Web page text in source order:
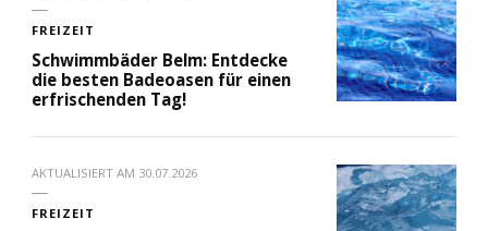
FREIZEIT
Schwimmbäder Belm: Entdecke
die besten Badeoasen für einen
erfrischenden Tag!
AKTUALISIERT AM 30.07.2026
FREIZEIT